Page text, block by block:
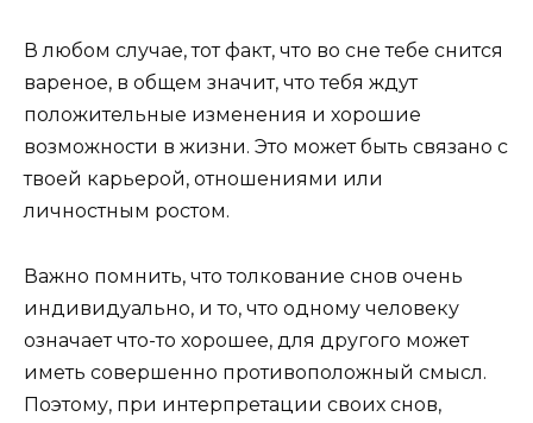
В любом случае, тот факт, что во сне тебе снится
вареное, в общем значит, что тебя ждут
положительные изменения и хорошие
возможности в жизни. Это может быть связано с
твоей карьерой, отношениями или
личностным ростом.
Важно помнить, что толкование снов очень
индивидуально, и то, что одному человеку
означает что-то хорошее, для другого может
иметь совершенно противоположный смысл.
Поэтому, при интерпретации своих снов,